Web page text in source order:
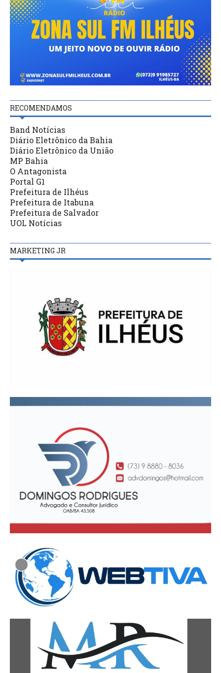
RECOMENDAMOS
Band Notícias
Diário Eletrônico da Bahia
Diário Eletrônico da União
MP Bahia
O Antagonista
Portal G1
Prefeitura de Ilhéus
Prefeitura de Itabuna
Prefeitura de Salvador
UOL Notícias
MARKETING JR